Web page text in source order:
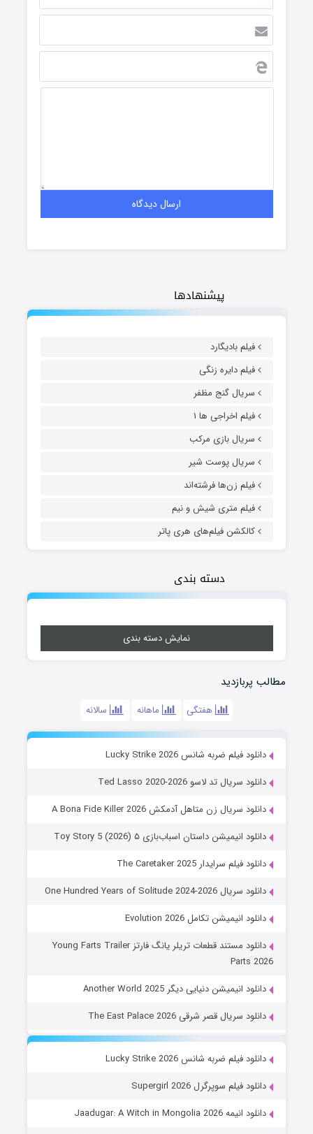
پیشنهادها
فیلم بادیگارد
فیلم دایره زنگی
سریال گنج مظفر
فیلم اخراجی ها ۱
سریال بازی مرکب
سریال پوست شیر
فیلم زن‌ها فرشته‌اند
فیلم متری شیش و نیم
کالکشن فیلم‌های هری پاتر
دسته بندی
نمایش دسته بندی
مطالب پربازدید
هفتگی ماهانه سالانه
دانلود فیلم ضربه شانس Lucky Strike 2026
دانلود سریال تد لاسو Ted Lasso 2020-2026
دانلود سریال زن متاهل آدمکش A Bona Fide Killer 2026
دانلود انیمیشن داستان اسباب‌بازی ۵ Toy Story 5 (2026)
دانلود فیلم سرایدار The Caretaker 2025
دانلود سریال One Hundred Years of Solitude 2024-2026
دانلود انیمیشن تکامل Evolution 2026
دانلود مستند قطعات تریلر یانگ فارتز Young Farts Trailer
Parts 2026
دانلود انیمیشن دنیایی دیگر Another World 2025
دانلود سریال قصر شرقی The East Palace 2026
دانلود فیلم ضربه شانس Lucky Strike 2026
دانلود فیلم سوپرگرل Supergirl 2026
دانلود انیمه Jaadugar: A Witch in Mongolia 2026